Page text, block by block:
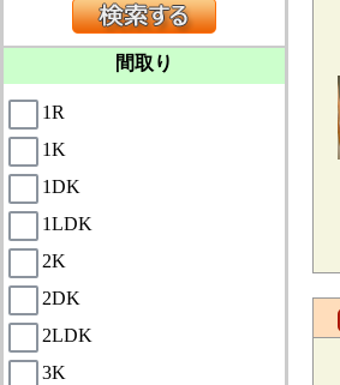
間取り
1R
1K
1DK
1LDK
2K
2DK
2LDK
3K